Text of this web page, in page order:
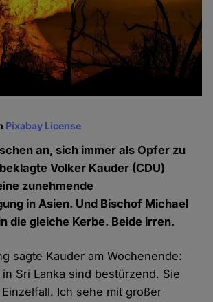
Pixabay License
an, sich immer als Opfer zu
Volker Kauder (CDU)
zunehmende
in Asien. Und Bischof Michael
die gleiche Kerbe. Beide irren.
sagte Kauder am Wochenende:
Sri Lanka sind bestürzend. Sie
Ich sehe mit großer